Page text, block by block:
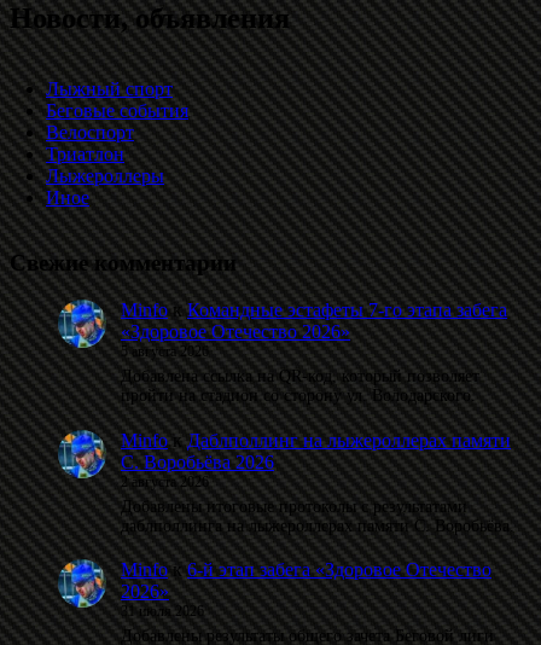
Новости, объявления
Лыжный спорт
Беговые события
Велоспорт
Триатлон
Лыжероллеры
Иное
Свежие комментарии
MinfoкКомандные эстафеты 7-го этапа забега
«Здоровое Отечество 2026»
5 августа 2026
Добавлена ссылка на QR-код, который позволяет
пройти на стадион со сторону ул. Володарского.
MinfoкДаблполлинг на лыжероллерах памяти
С. Воробьёва 2026
2 августа 2026
Добавлены итоговые протоколы с результатами
даблполлинга на лыжероллерах памяти С. Воробьёва.
Minfoк6-й этап забега «Здоровое Отечество
2026»
31 июля 2026
Добавлены результаты общего зачета Беговой лиги